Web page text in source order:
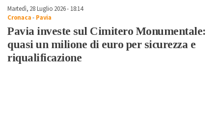
Martedì, 28 Luglio 2026 - 18:14
Cronaca- Pavia
Pavia investe sul Cimitero Monumentale:
quasi un milione di euro per sicurezza e
riqualificazione